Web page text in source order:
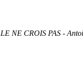
NE CROIS PAS -